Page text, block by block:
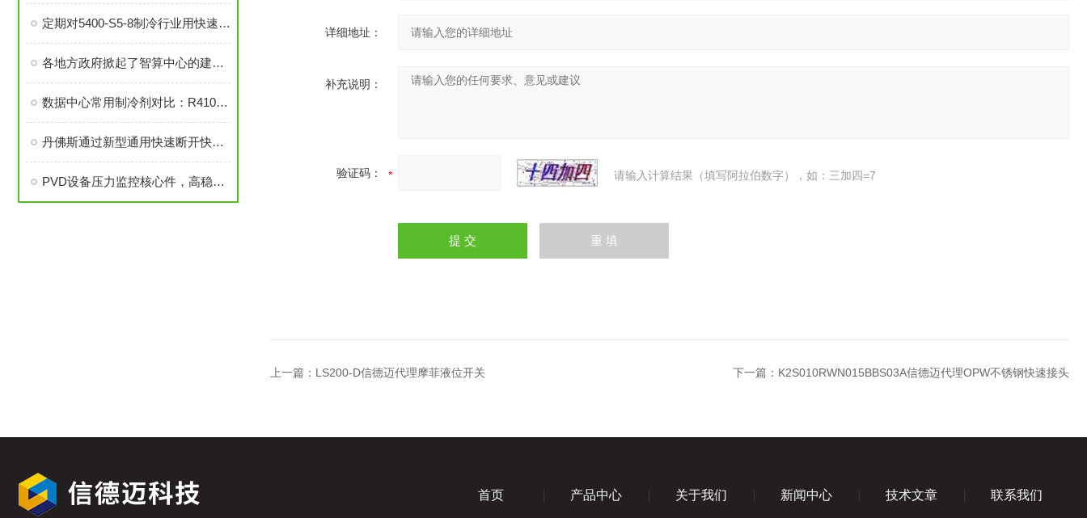
定期对5400-S5-8制冷行业用快速接头进行泄漏检测的必要性与操作方法
各地方政府掀起了智算中心的建设热潮
数据中心常用制冷剂对比：R410a VS R134a
丹佛斯通过新型通用快速断开快速接头UQD扩展热管理产品组合
PVD设备压力监控核心件，高稳定性压力开关现货秒发
详细地址：
补充说明：
验证码： 请输入计算结果（填写阿拉伯数字），如：三加四=7
上一篇： LS200-D信德迈代理摩菲液位开关 下一篇： K2S010RWN015BBS03A信德迈代理OPW不锈钢快速接头
首页 产品中心 关于我们 新闻中心 技术文章 联系我们